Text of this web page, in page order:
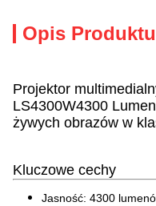
Opis Produktu
Projektor
LS4300W4300
żywych obrazów w
Kluczowe cechy
Jasność: 4300